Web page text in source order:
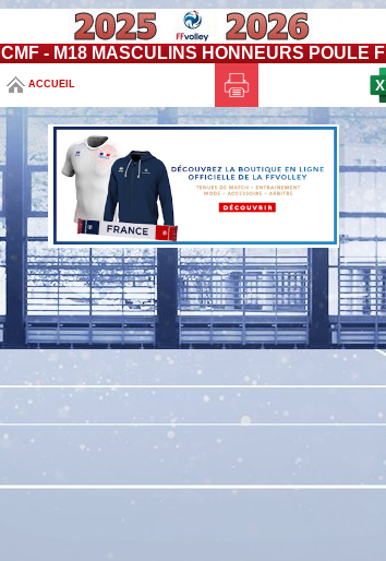
CMF - M18 MASCULINS HONNEURS POULE F
ACCUEIL